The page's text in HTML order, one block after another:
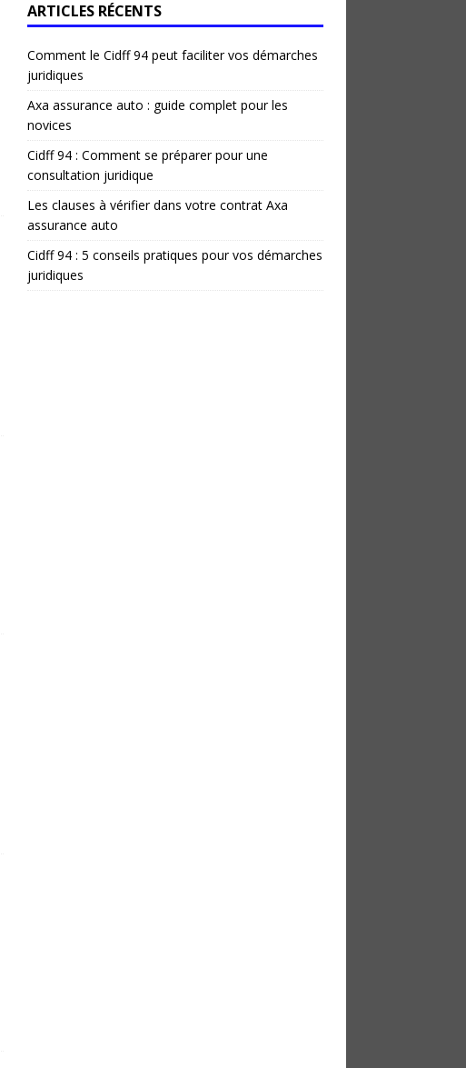
ARTICLES RÉCENTS
Comment le Cidff 94 peut faciliter vos démarches
juridiques
Axa assurance auto : guide complet pour les
novices
Cidff 94 : Comment se préparer pour une
consultation juridique
Les clauses à vérifier dans votre contrat Axa
assurance auto
Cidff 94 : 5 conseils pratiques pour vos démarches
juridiques